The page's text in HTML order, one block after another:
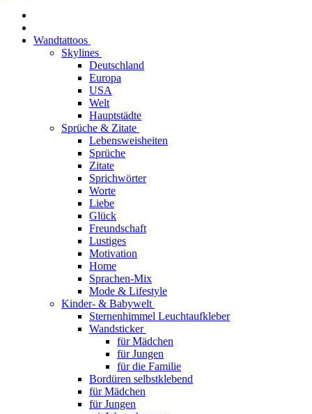
Wandtattoos
Skylines
Deutschland
Europa
USA
Welt
Hauptstädte
Sprüche & Zitate
Lebensweisheiten
Sprüche
Zitate
Sprichwörter
Worte
Liebe
Glück
Freundschaft
Lustiges
Motivation
Home
Sprachen-Mix
Mode & Lifestyle
Kinder- & Babywelt
Sternenhimmel Leuchtaufkleber
Wandsticker
für Mädchen
für Jungen
für die Familie
Bordüren selbstklebend
für Mädchen
für Jungen